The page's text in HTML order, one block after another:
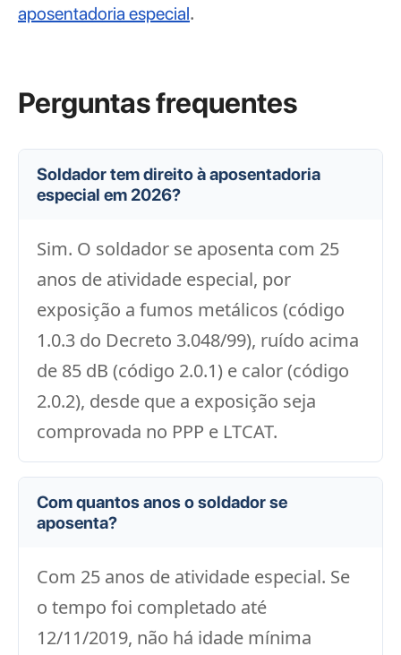
aposentadoria especial.
Perguntas frequentes
Soldador tem direito à aposentadoria
especial em 2026?
Sim. O soldador se aposenta com 25
anos de atividade especial, por
exposição a fumos metálicos (código
1.0.3 do Decreto 3.048/99), ruído acima
de 85 dB (código 2.0.1) e calor (código
2.0.2), desde que a exposição seja
comprovada no PPP e LTCAT.
Com quantos anos o soldador se
aposenta?
Com 25 anos de atividade especial. Se
o tempo foi completado até
12/11/2019, não há idade mínima